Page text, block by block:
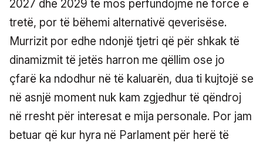
2027 dhe 2029 të mos përfundojmë në forcë e
tretë, por të bëhemi alternativë qeverisëse.
Murrizit por edhe ndonjë tjetri që për shkak të
dinamizmit të jetës harron me qëllim ose jo
çfarë ka ndodhur në të kaluarën, dua ti kujtojë se
në asnjë moment nuk kam zgjedhur të qëndroj
në rresht për interesat e mija personale. Por jam
betuar që kur hyra në Parlament për herë të